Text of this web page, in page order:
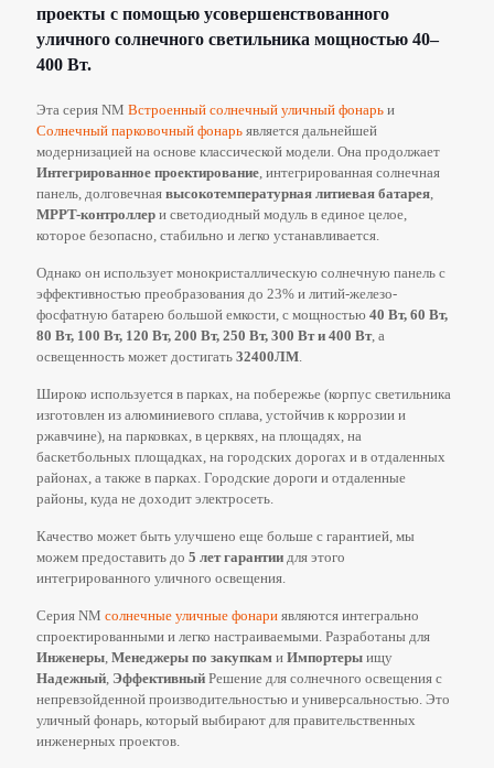
проекты с помощью усовершенствованного
уличного солнечного светильника мощностью 40–
400 Вт.
Эта серия NM Встроенный солнечный уличный фонарь и
Солнечный парковочный фонарь является дальнейшей
модернизацией на основе классической модели. Она продолжает
Интегрированное проектирование, интегрированная солнечная
панель, долговечная высокотемпературная литиевая батарея,
MPPT-контроллер и светодиодный модуль в единое целое,
которое безопасно, стабильно и легко устанавливается.
Однако он использует монокристаллическую солнечную панель с
эффективностью преобразования до 23% и литий-железо-
фосфатную батарею большой емкости, с мощностью 40 Вт, 60 Вт,
80 Вт, 100 Вт, 120 Вт, 200 Вт, 250 Вт, 300 Вт и 400 Вт, а
освещенность может достигать 32400ЛМ.
Широко используется в парках, на побережье (корпус светильника
изготовлен из алюминиевого сплава, устойчив к коррозии и
ржавчине), на парковках, в церквях, на площадях, на
баскетбольных площадках, на городских дорогах и в отдаленных
районах, а также в парках. Городские дороги и отдаленные
районы, куда не доходит электросеть.
Качество может быть улучшено еще больше с гарантией, мы
можем предоставить до 5 лет гарантии для этого
интегрированного уличного освещения.
Серия NM солнечные уличные фонари являются интегрально
спроектированными и легко настраиваемыми. Разработаны для
Инженеры, Менеджеры по закупкам и Импортеры ищу
Надежный, Эффективный Решение для солнечного освещения с
непревзойденной производительностью и универсальностью. Это
уличный фонарь, который выбирают для правительственных
инженерных проектов.